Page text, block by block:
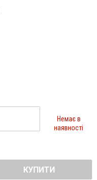
Немає в
наявності
КУПИТИ